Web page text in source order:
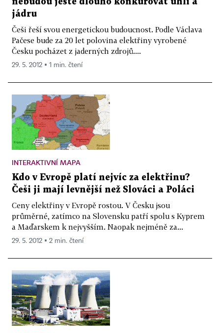
nebudou ještě dlouho konkurovat uhlí a
jádru
Češi řeší svou energetickou budoucnost. Podle Václava
Pačese bude za 20 let polovina elektřiny vyrobené
Česku pocházet z jaderných zdrojů....
29. 5. 2012 ▪ 1 min. čtení
INTERAKTIVNÍ MAPA
Kdo v Evropě platí nejvíc za elektřinu?
Češi ji mají levnější než Slováci a Poláci
Ceny elektřiny v Evropě rostou. V Česku jsou
průměrné, zatímco na Slovensku patří spolu s Kyprem
a Maďarskem k nejvyšším. Naopak nejméně za...
29. 5. 2012 ▪ 2 min. čtení